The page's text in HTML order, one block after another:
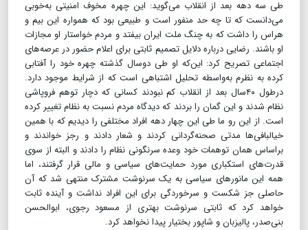
طی سه دهه بعد از انقلاب می‌گوید: این چهره مخوف امنیتی به‌خوبی
می‌دانست که تا چه حد منفور است و طبیعی بود که همواره این بیم و
هراس را داشت که به چنگ ملت ایران بیفتد و مردم خواستار او مجازات
او باشند. رضایی درباره دلایل تصمیم ثابتی برای اعلام حضور در عرصه‌های
اجتماعی تصریح کرد: این‌که او طی دوسال گذشته چهره خود را آفتابی
کرده به نظرم به‌واسطه تحلیل اشتباهی است که از شرایط موجود دارد.
درطول ۴۰سال بعد از انقلاب کم نبودند کسانی که دچار توهم فروپاشی
نظام شدند و این گمان را بردند که دیدگاه مردم نسبت به نظام تغییر کرده
است. از این رو ما طی این چهار دهه افراد مختلفی را دیدیم که با همین
خیالبافی‌ها مدتی صحنه‌گردانی کردند و شعار دادند و رجز خواندند و
براساس همان توهمات خود وعده سرنگونی نظام را دادند و البته از سوی
قدرت‌های استکباری مورد حمایت‌های سیاسی و مالی قرار گرفتند، اما
همه این مانور‌های سیاسی به یک سرنوشت مشترک منتهی شد که آن
حاصلی جز شکست و سرخوردگی برای این افراد نداشت و آینده ثابت
خواهد کرد که ثابتی سرنوشت بهتری از مسعود رجوی، ابوالحسن
بنی‌صدر، پالیزبان و شاپور بختیار پیدا نخواهد کرد.